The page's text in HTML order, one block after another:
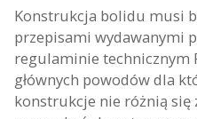
Konstrukcja bolidu musi
przepisami wydawanymi
regulaminie technicznym
głównych powodów dla
konstrukcje nie różnią się